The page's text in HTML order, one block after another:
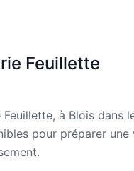
Feuillette
à Blois dans
pour préparer